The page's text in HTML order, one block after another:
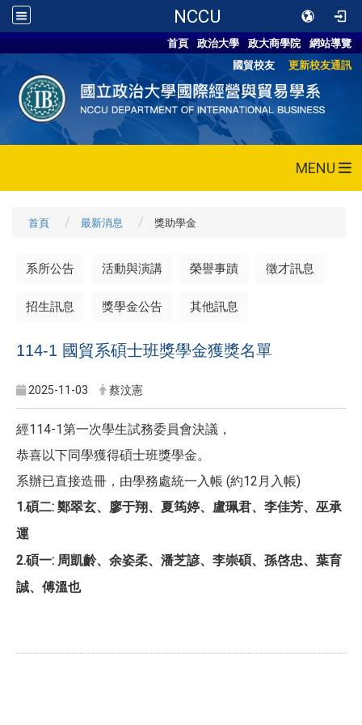
NCCU
首頁 政治大學 政大商學院
網站導覽
國貿校友
更新校友通訊
MENU
首頁 最新消息 獎助學金
系所公告 活動與演講 榮譽事蹟 徵才訊息
招生訊息 獎學金公告 其他訊息
114-1 國貿系碩士班獎學金獲獎名單
2025-11-03 蔡汶憲
經114-1第一次學生試務委員會決議，
恭喜以下同學獲得碩士班獎學金。
系辦已直接造冊，由學務處統一入帳 (約12月入帳)
1.碩二: 鄭翠玄、廖于翔、夏筠婷、盧珮君、李佳芳、巫承
運
2.碩一: 周凱齡、余姿柔、潘芝諺、李崇碩、孫啓忠、葉育
誠、傅溫也